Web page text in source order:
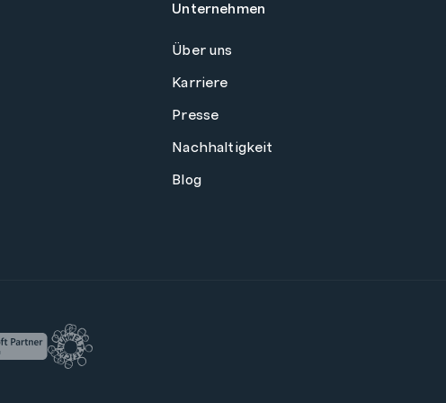
Unternehmen
Über uns
Karriere
Presse
Nachhaltigkeit
Blog